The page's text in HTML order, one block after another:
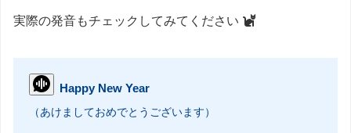
実際の発音もチェックしてみてください
Happy New Year
（あけましておめでとうございます）